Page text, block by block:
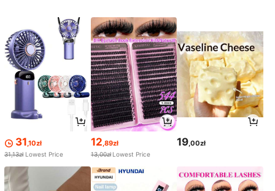
31 ,10zł
31,13zł Lowest Price
12 ,89zł
13,00zł Lowest Price
19 ,00zł